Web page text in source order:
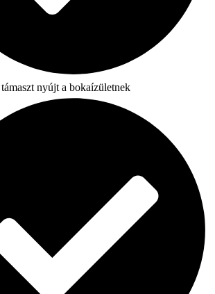
nyújt a bokaízületnek